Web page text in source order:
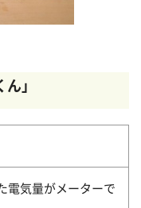
」
電気量がメーターで